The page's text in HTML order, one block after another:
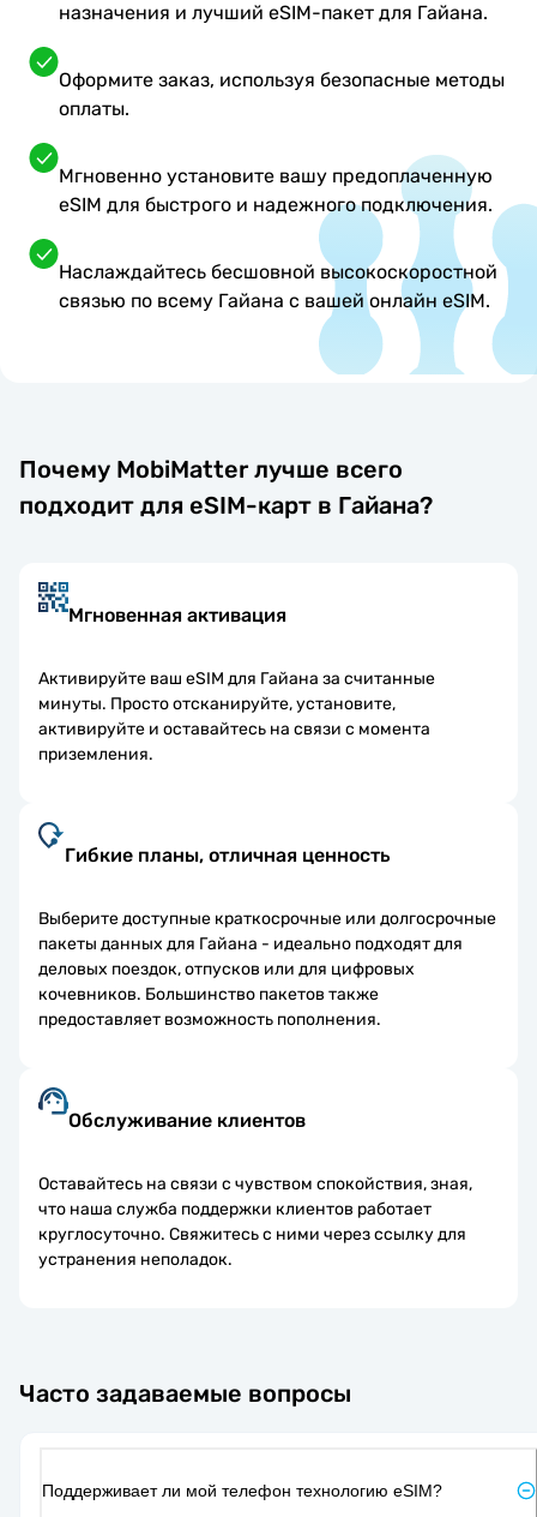
назначения и лучший eSIM-пакет для Гайана.
Оформите заказ, используя безопасные методы
оплаты.
Мгновенно установите вашу предоплаченную
eSIM для быстрого и надежного подключения.
Наслаждайтесь бесшовной высокоскоростной
связью по всему Гайана с вашей онлайн eSIM.
Почему MobiMatter лучше всего
подходит для eSIM-карт в Гайана?
Мгновенная активация
Активируйте ваш eSIM для Гайана за считанные
минуты. Просто отсканируйте, установите,
активируйте и оставайтесь на связи с момента
приземления.
Гибкие планы, отличная ценность
Выберите доступные краткосрочные или долгосрочные
пакеты данных для Гайана - идеально подходят для
деловых поездок, отпусков или для цифровых
кочевников. Большинство пакетов также
предоставляет возможность пополнения.
Обслуживание клиентов
Оставайтесь на связи с чувством спокойствия, зная,
что наша служба поддержки клиентов работает
круглосуточно. Свяжитесь с ними через ссылку для
устранения неполадок.
Часто задаваемые вопросы
Поддерживает ли мой телефон технологию eSIM?